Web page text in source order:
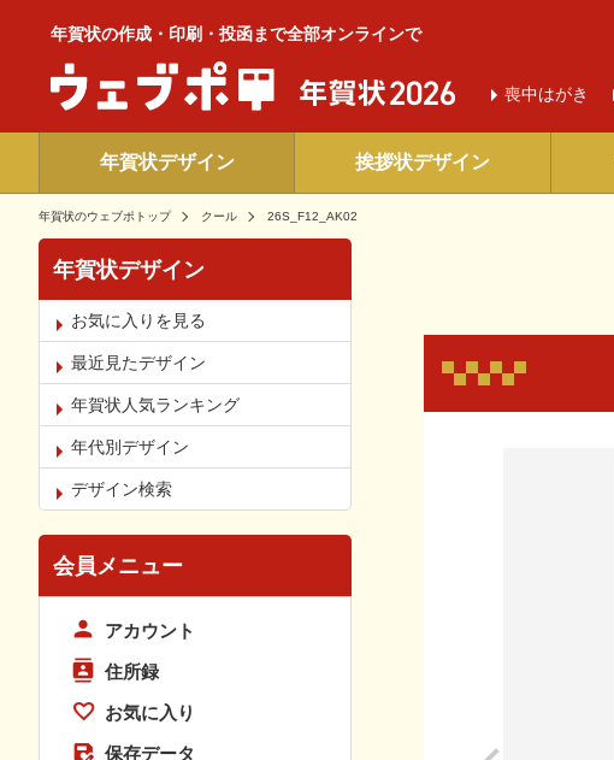
年賀状の作成・印刷・投函まで全部オンラインで
喪中はがき
年賀状デザイン 挨拶状デザイン
年賀状のウェブポトップ クール 26S_F12_AK02
年賀状デザイン
お気に入りを見る
最近見たデザイン
年賀状人気ランキング
年代別デザイン
デザイン検索
会員メニュー
アカウント
住所録
お気に入り
保存データ